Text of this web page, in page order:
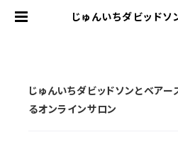
じゅんいちダビッドソ
じゅんいちダビッドソンとベア
るオンラインサロン